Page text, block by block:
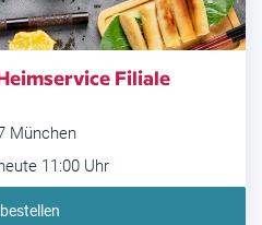
Filiale
München
11:00 Uhr